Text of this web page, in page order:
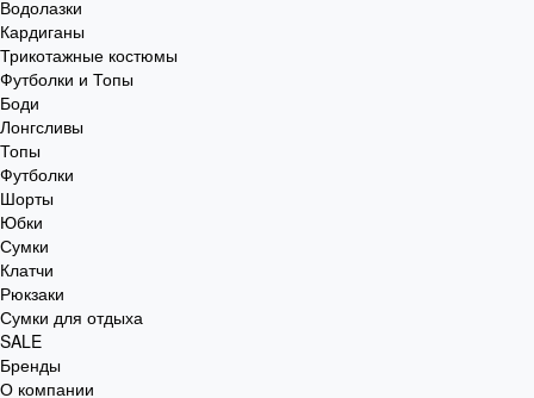
Водолазки
Кардиганы
Трикотажные костюмы
Футболки и Топы
Боди
Лонгсливы
Топы
Футболки
Шорты
Юбки
Сумки
Клатчи
Рюкзаки
Сумки для отдыха
SALE
Бренды
О компании